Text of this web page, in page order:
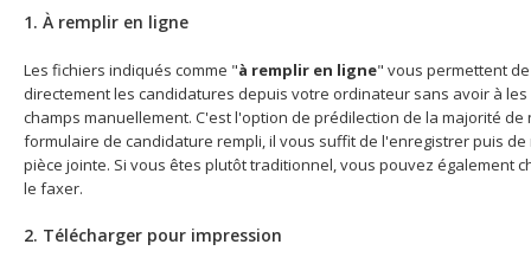
1. À remplir en ligne
Les fichiers indiqués comme "à remplir en ligne" vous permettent
directement les candidatures depuis votre ordinateur sans avoir à
champs manuellement. C'est l'option de prédilection de la majorité de
formulaire de candidature rempli, il vous suffit de l'enregistrer puis
pièce jointe. Si vous êtes plutôt traditionnel, vous pouvez également
le faxer.
2. Télécharger pour impression